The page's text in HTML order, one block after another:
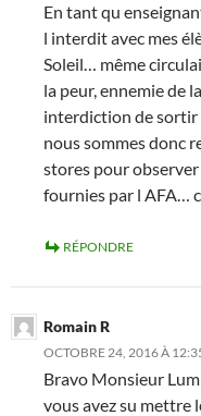
En tant qu
l interdit avec mes
Soleil… même
la peur, ennemie de
interdiction de sortir
nous sommes donc
stores pour
fournies par l AFA…
RÉPONDRE
Romain R
OCTOBRE 24, 2016 À
Bravo Monsieur
vous avez su mettre